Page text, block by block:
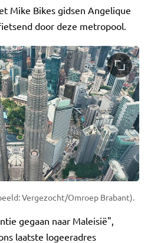
Mike Bikes gidsen Angelique
door deze metropool.
Vergezocht/Omroep Brabant).
gegaan naar Maleisië",
laatste logeeradres